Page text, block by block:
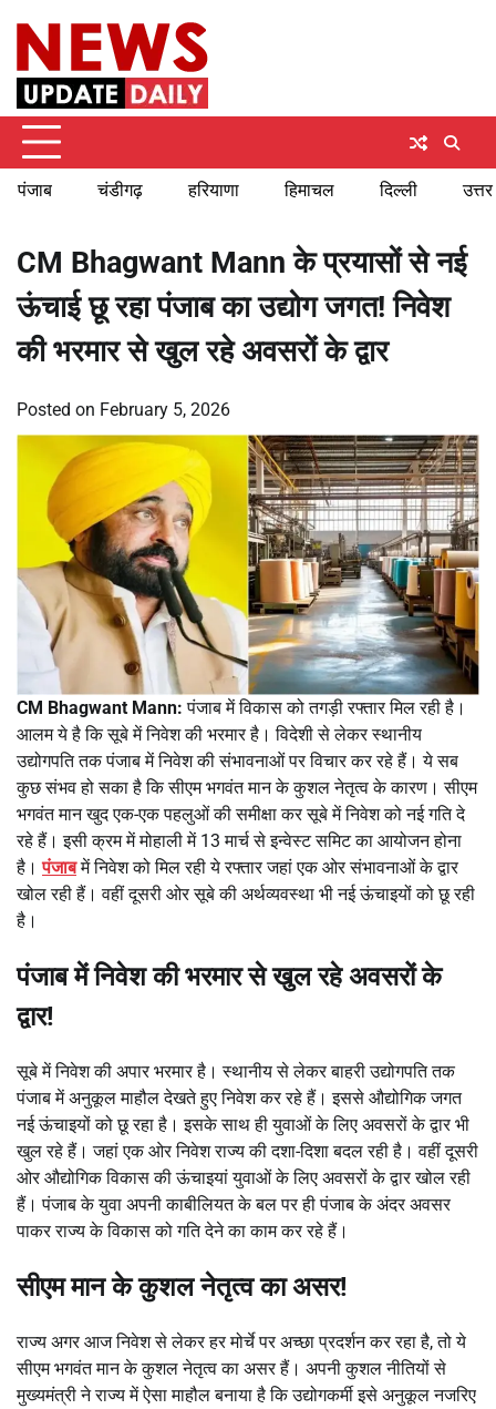
content
पंजाब चंडीगढ़ हरियाणा हिमाचल दिल्ली
CM Bhagwant Mann के प्रयासों से नई
ऊंचाई छू रहा पंजाब का उद्योग जगत! निवेश
की भरमार से खुल रहे अवसरों के द्वार
Posted on February 5, 2026
CM Bhagwant Mann:पंजाब में विकास को तगड़ी रफ्तार मिल रही है।
आलम ये है कि सूबे में निवेश की भरमार है। विदेशी से लेकर स्थानीय
उद्योगपति तक पंजाब में निवेश की संभावनाओं पर विचार कर रहे हैं। ये सब
कुछ संभव हो सका है कि सीएम भगवंत मान के कुशल नेतृत्व के कारण। सीएम
भगवंत मान खुद एक-एक पहलुओं की समीक्षा कर सूबे में निवेश को नई गति दे
रहे हैं। इसी क्रम में मोहाली में 13 मार्च से इन्वेस्ट समिट का आयोजन होना
है।पंजाबमें निवेश को मिल रही ये रफ्तार जहां एक ओर संभावनाओं के द्वार
खोल रही हैं। वहीं दूसरी ओर सूबे की अर्थव्यवस्था भी नई ऊंचाइयों को छू रही
है।
पंजाब में निवेश की भरमार से खुल रहे अवसरों के
द्वार!
सूबे में निवेश की अपार भरमार है। स्थानीय से लेकर बाहरी उद्योगपति तक
पंजाब में अनुकूल माहौल देखते हुए निवेश कर रहे हैं। इससे औद्योगिक जगत
नई ऊंचाइयों को छू रहा है। इसके साथ ही युवाओं के लिए अवसरों के द्वार भी
खुल रहे हैं। जहां एक ओर निवेश राज्य की दशा-दिशा बदल रही है। वहीं दूसरी
ओर औद्योगिक विकास की ऊंचाइयां युवाओं के लिए अवसरों के द्वार खोल रही
हैं। पंजाब के युवा अपनी काबीलियत के बल पर ही पंजाब के अंदर अवसर
पाकर राज्य के विकास को गति देने का काम कर रहे हैं।
सीएम मान के कुशल नेतृत्व का असर!
राज्य अगर आज निवेश से लेकर हर मोर्चे पर अच्छा प्रदर्शन कर रहा है, तो ये
सीएम भगवंत मान के कुशल नेतृत्व का असर हैं। अपनी कुशल नीतियों से
मुख्यमंत्री ने राज्य में ऐसा माहौल बनाया है कि उद्योगकर्मी इसे अनुकूल नजरिए